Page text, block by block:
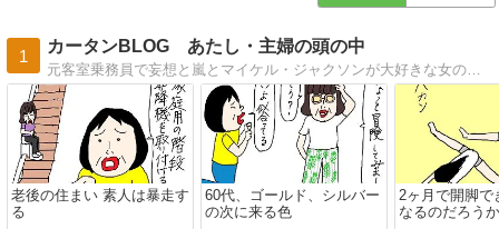
1
カータンBLOG あたし・主婦の頭の中
元客室乗務員で妄想と嵐とマイケル・ジャクソンが大好きな女の古（こ）。羞恥心を失った今、赤裸々に超ヘタくそな絵であたしの頭の中を綴ってます。
老後の住まい 素人は暴走す
る
60代、ゴールド、シルバー
の次に来る色
2ヶ月で開脚で
なるのだろう